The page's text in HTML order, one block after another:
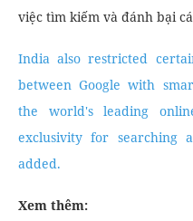
việc tìm kiếm và đánh bại
India also restricted
between Google with
the world's leading
exclusivity for searching
added.
Xem thêm: